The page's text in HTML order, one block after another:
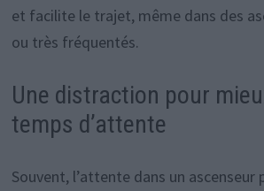
et facilite le trajet, même dans des
ou très fréquentés.
Une distraction pour
temps d’attente
Souvent, l’attente dans un ascenseur